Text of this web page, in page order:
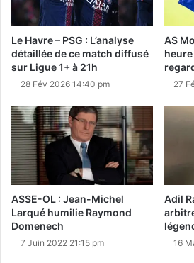
Le Havre – PSG : L’analyse
détaillée de ce match diffusé
sur Ligue 1+ à 21h
28 Fév 2026 14:40 pm
AS
27
ASSE-OL : Jean-Michel
Larqué humilie Raymond
Domenech
7 Juin 2022 21:15 pm
Adil
16